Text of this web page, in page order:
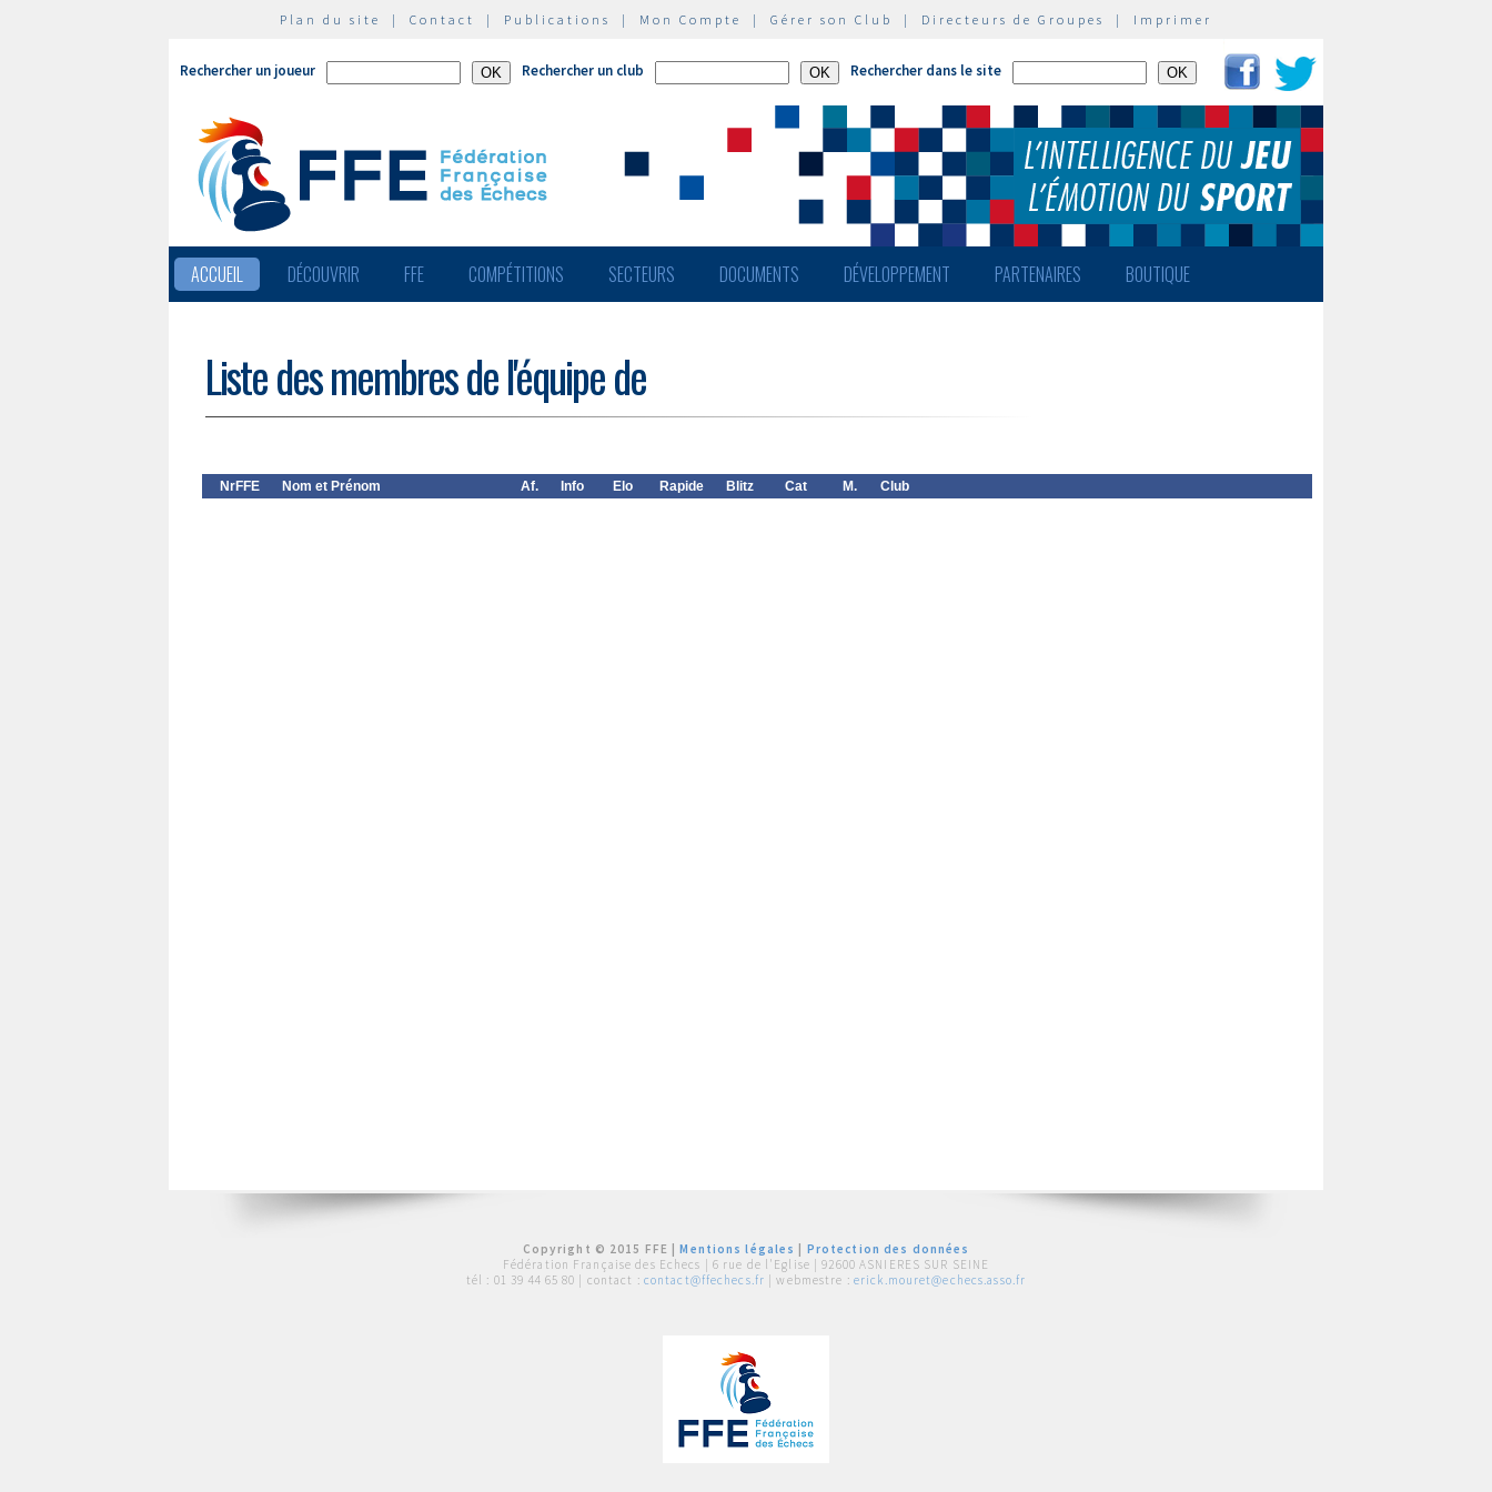
Plan du site | Contact | Publications | Mon Compte | Gérer son Club | Directeurs de Groupes | Imprimer
Rechercher un joueur Rechercher un club Rechercher dans le site
ACCUEIL DÉCOUVRIR FFE COMPÉTITIONS SECTEURS DOCUMENTS DÉVELOPPEMENT PARTENAIRES BOUTIQUE
Liste des membres de l'équipe de
NrFFE Nom et Prénom Af. Info Elo Rapide Blitz Cat M. Club
Copyright © 2015 FFE |Mentions légales
Protection des données
Fédération Française des Echecs | 6 rue de l'Eglise | 92600 ASNIERES SUR SEINE
tél : 01 39 44 65 80 | contact : contact@ffechecs.fr | webmestre : erick.mouret@echecs.asso.fr